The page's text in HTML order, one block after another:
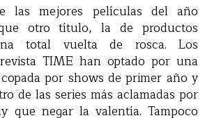
mejores películas del año
otro título, la de productos
total vuelta de rosca. Los
TIME han optado por una
por shows de primer año y
de las series más aclamadas por
que negar la valentía. Tampoco